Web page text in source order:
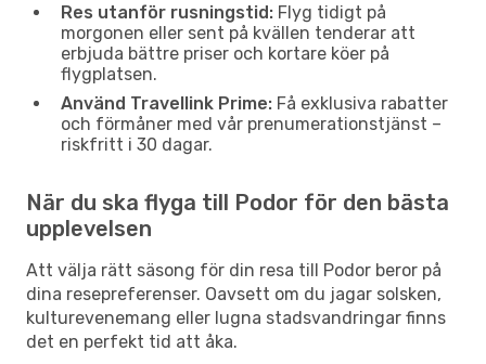
Res utanför rusningstid: Flyg tidigt på
morgonen eller sent på kvällen tenderar att
erbjuda bättre priser och kortare köer på
flygplatsen.
Använd Travellink Prime: Få exklusiva rabatter
och förmåner med vår prenumerationstjänst –
riskfritt i 30 dagar.
När du ska flyga till Podor för den bästa
upplevelsen
Att välja rätt säsong för din resa till Podor beror på
dina resepreferenser. Oavsett om du jagar solsken,
kulturevenemang eller lugna stadsvandringar finns
det en perfekt tid att åka.